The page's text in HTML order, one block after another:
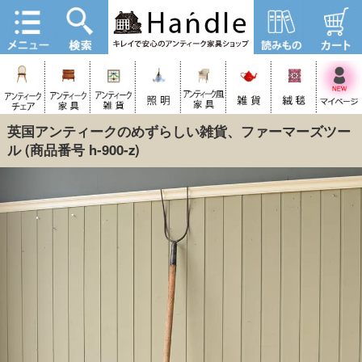
英国アンティークのめずらしい雑貨、ファーマーズツー
ル(商品番号 h-900-z)